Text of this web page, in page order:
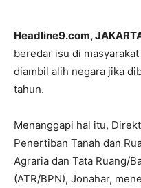
Headline9.com,
beredar isu di
diambil alih negara jika
tahun.
Menanggapi hal itu,
Penertiban Tanah dan
Agraria dan Tata Ruang/
(ATR/BPN), Jonahar,